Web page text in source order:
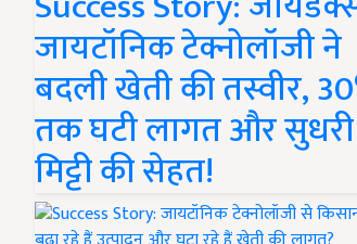
जायटॉनिक टेक्नोलॉजी ने
बदली खेती की तस्वीर,
तक घटी लागत और सुधरी
मिट्टी की सेहत!